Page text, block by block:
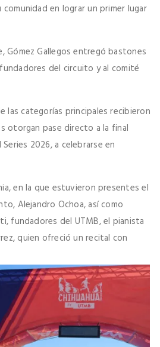
en lograr un primer lugar
Gómez Gallegos entregó bastones
del circuito y al comité
las categorías principales recibieron
otorgan pase directo a la final
2026, a celebrarse en
en la que estuvieron presentes el
Alejandro Ochoa, así como
fundadores del UTMB, el pianista
quien ofreció un recital con